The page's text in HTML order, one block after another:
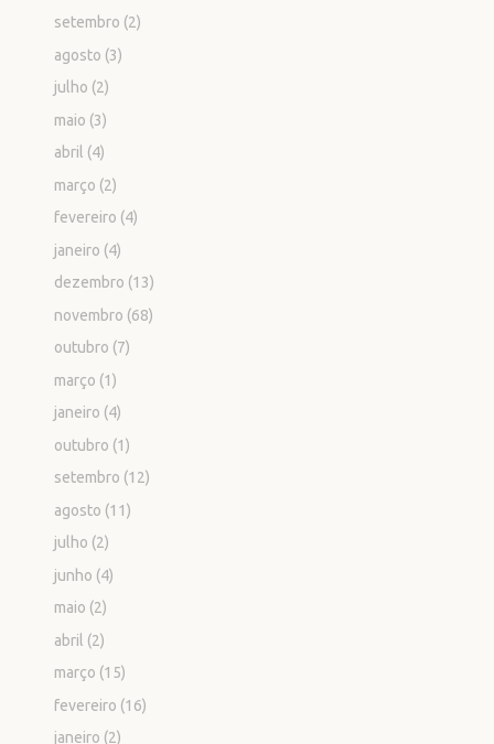
setembro (2)
agosto (3)
julho (2)
maio (3)
abril (4)
março (2)
fevereiro (4)
janeiro (4)
dezembro (13)
novembro (68)
outubro (7)
março (1)
janeiro (4)
outubro (1)
setembro (12)
agosto (11)
julho (2)
junho (4)
maio (2)
abril (2)
março (15)
fevereiro (16)
janeiro (2)